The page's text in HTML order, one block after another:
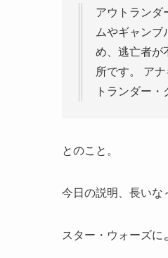
アウトランダ
ムやギャン
め、逃亡者が
所です。 ア
トランダー
とのこと。
今日の説明、長いな
スター・ウォーズに